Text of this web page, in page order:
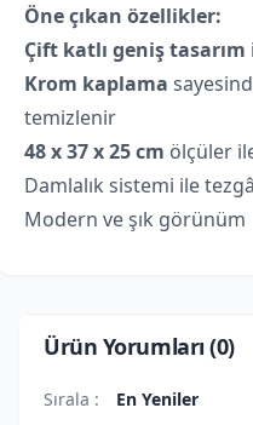
Öne çıkan özellikler:
Çift katlı geniş tasarım
Krom kaplama
temizlenir
48 x 37 x 25 cm ölçüler
Damlalık sistemi ile
Modern ve şık görünüm
Ürün Yorumları (0)
Sırala : En Yeniler